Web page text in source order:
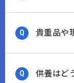
貴重品や
供養はど